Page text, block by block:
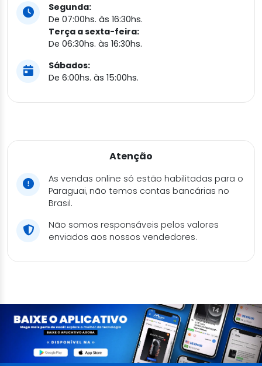
Segunda:
De 07:00hs. às 16:30hs.
Terça a sexta-feira:
De 06:30hs. às 16:30hs.
Sábados:
De 6:00hs. às 15:00hs.
Atenção
As vendas online só estão habilitadas para o
Paraguai, não temos contas bancárias no
Brasil.
Não somos responsáveis pelos valores
enviados aos nossos vendedores.